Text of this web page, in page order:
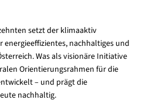
setzt der klimaaktiv
nachhaltiges und
Was als visionäre Initiative
Orientierungsrahmen für die
– und prägt die
nachhaltig.